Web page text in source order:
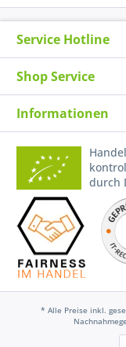
Service Hotline
Shop Service
Informationen
durch
* Alle Preise inkl.